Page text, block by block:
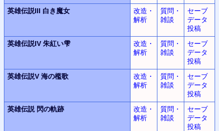
英雄伝説III 白き魔女
改造・
解析
質問・
雑談
セーブ
データ
投稿
英雄伝説IV 朱紅い雫
改造・
解析
質問・
雑談
セーブ
データ
投稿
英雄伝説V 海の檻歌
改造・
解析
質問・
雑談
セーブ
データ
投稿
英雄伝説 閃の軌跡
改造・
解析
質問・
雑談
セーブ
データ
投稿